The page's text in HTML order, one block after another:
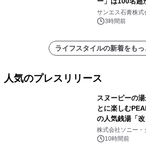
れました。
サンエス石膏株式
3時間前
ライフスタイルの新着をもっ
人気のプレスリリース
スヌーピーの
とに楽しむ
の人気銭湯「
ラボレーショ
ボグッズも発売
株式会社ソニー・
10時間前